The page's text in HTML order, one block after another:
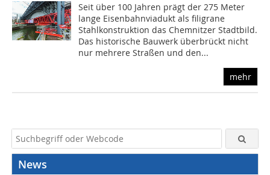
Seit über 100 Jahren prägt der 275 Meter
lange Eisenbahnviadukt als filigrane
Stahlkonstruktion das Chemnitzer Stadtbild.
Das historische Bauwerk überbrückt nicht
nur mehrere Straßen und den...
mehr
News